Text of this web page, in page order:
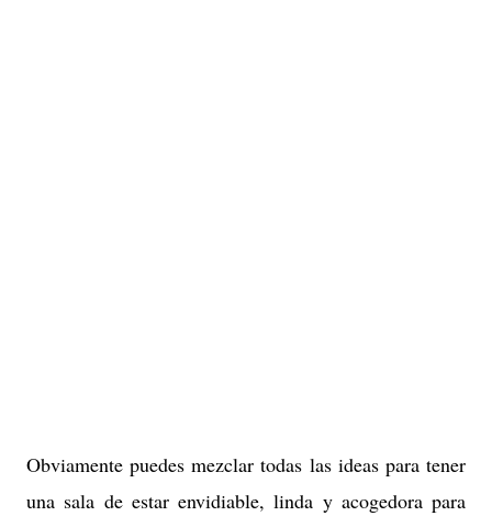
Obviamente puedes mezclar todas las ideas para tener
una sala de estar envidiable, linda y acogedora para